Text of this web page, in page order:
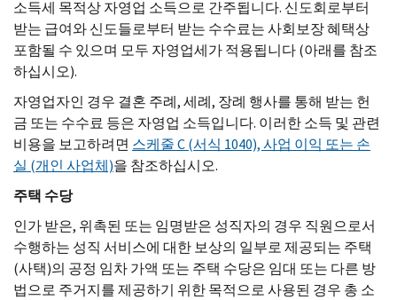
소득세 목적상 자영업 소득으로 간주됩니다. 신도회로부터
받는 급여와 신도들로부터 받는 수수료는 사회보장 혜택상
포함될 수 있으며 모두 자영업세가 적용됩니다 (아래를 참조
하십시오).
자영업자인 경우 결혼 주례, 세례, 장례 행사를 통해 받는 헌
금 또는 수수료 등은 자영업 소득입니다. 이러한 소득 및 관련
비용을 보고하려면 스케줄 C (서식 1040), 사업 이익 또는 손
실 (개인 사업체)을 참조하십시오.
주택 수당
인가 받은, 위촉된 또는 임명받은 성직자의 경우 직원으로서
수행하는 성직 서비스에 대한 보상의 일부로 제공되는 주택
(사택)의 공정 임차 가액 또는 주택 수당은 임대 또는 다른 방
법으로 주거지를 제공하기 위한 목적으로 사용된 경우 총 소